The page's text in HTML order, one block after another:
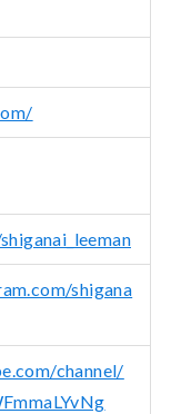
shigana
channel/